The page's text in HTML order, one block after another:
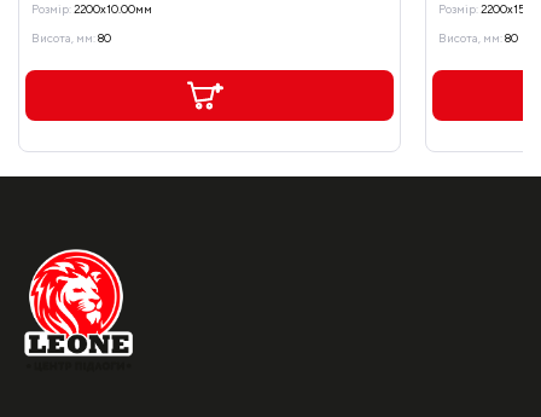
Розмір:2200x10.00мм
Висота, мм:80
Розмір:
Висота, мм:80